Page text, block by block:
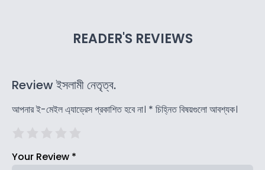
READER'S REVIEWS
Review ইসলামী নেতৃত্ব.
আপনার ই-মেইল এ্যাড্রেস প্রকাশিত হবে না। * চিহ্নিত বিষয়গুলো আবশ্যক।
Your Review *